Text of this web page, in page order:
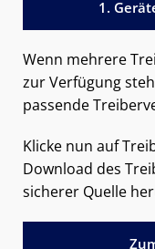
1.
Wenn mehrere
zur Verfügung
passende
Klicke nun auf
Download des
sicherer Quelle